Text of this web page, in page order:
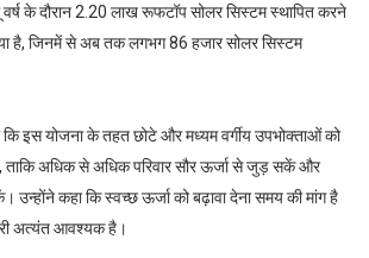
वर्ष के दौरान 2.20 लाख रूफटॉप सोलर सिस्टम स्थापित करने
गया है, जिनमें से अब तक लगभग 86 हजार सोलर सिस्टम
कि इस योजना के तहत छोटे और मध्यम वर्गीय उपभोक्ताओं को
ताकि अधिक से अधिक परिवार सौर ऊर्जा से जुड़ सकें और
उन्होंने कहा कि स्वच्छ ऊर्जा को बढ़ावा देना समय की मांग है
अत्यंत आवश्यक है।